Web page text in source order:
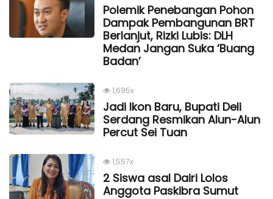
Polemik Penebangan Pohon
Dampak Pembangunan BRT
Berlanjut, Rizki Lubis: DLH
Medan Jangan Suka ‘Buang
Badan’
1,695x
Jadi Ikon Baru, Bupati Deli
Serdang Resmikan Alun-Alun
Percut Sei Tuan
1,557x
2 Siswa asal Dairi Lolos
Anggota Paskibra Sumut